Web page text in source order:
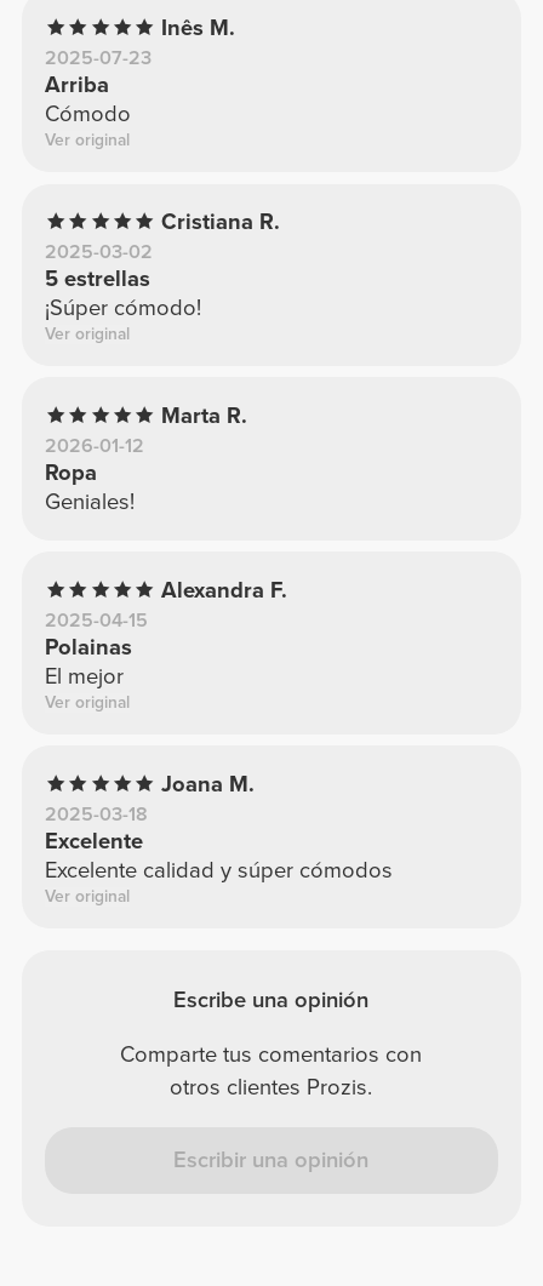
Inês M.
2025-07-23
Arriba
Cómodo
Ver original
Cristiana R.
2025-03-02
5 estrellas
¡Súper cómodo!
Ver original
Marta R.
2026-01-12
Ropa
Geniales!
Alexandra F.
2025-04-15
Polainas
El mejor
Ver original
Joana M.
2025-03-18
Excelente
Excelente calidad y súper cómodos
Ver original
Escribe una opinión
Comparte tus comentarios con
otros clientes Prozis.
Escribir una opinión